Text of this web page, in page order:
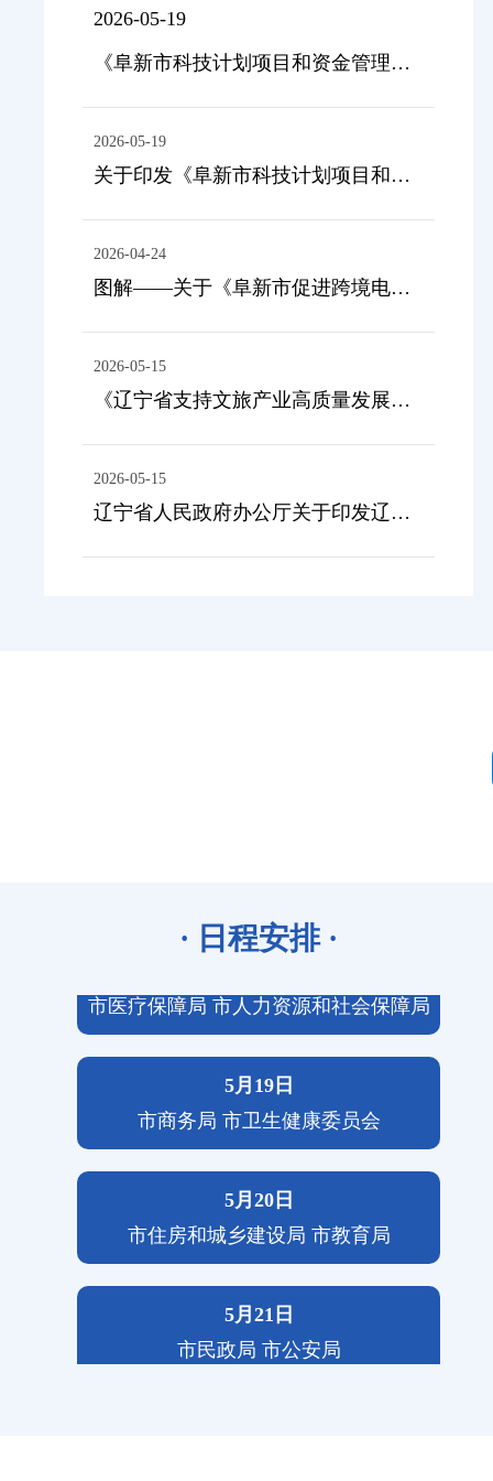
2026-05-19
《阜新市科技计划项目和资金管理办法》政策解读
2026-05-19
关于印发《阜新市科技计划项目和资金管理办法》的通知
2026-04-24
图解——关于《阜新市促进跨境电商加快发展行动方案（2026—2028年）》的政策解读
2026-05-15
《辽宁省支持文旅产业高质量发展若干政策措施》解读
2026-05-15
辽宁省人民政府办公厅关于印发辽宁省支持文旅产业高质量发展若干政策措施的通知
· 日程安排 ·
5月18日
市医疗保障局 市人力资源和社会保障局
5月19日
市商务局 市卫生健康委员会
5月20日
市住房和城乡建设局 市教育局
5月21日
市民政局 市公安局